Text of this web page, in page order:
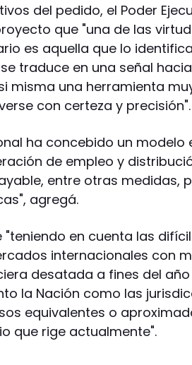
del pedido, el Poder
que "una de las
es aquella que lo
traduce en una señal
misma una herramienta
con certeza y precisión".
ha concebido un
de empleo y
entre otras medidas,
agregá.
"teniendo en cuenta las
internacionales con
desatada a fines del
la Nación como las
equivalentes o
que rige actualmente".